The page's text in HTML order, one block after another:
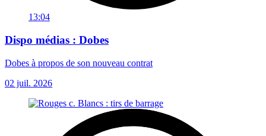
13:04
Dispo médias : Dobes
Dobes à propos de son nouveau contrat
02 juil. 2026